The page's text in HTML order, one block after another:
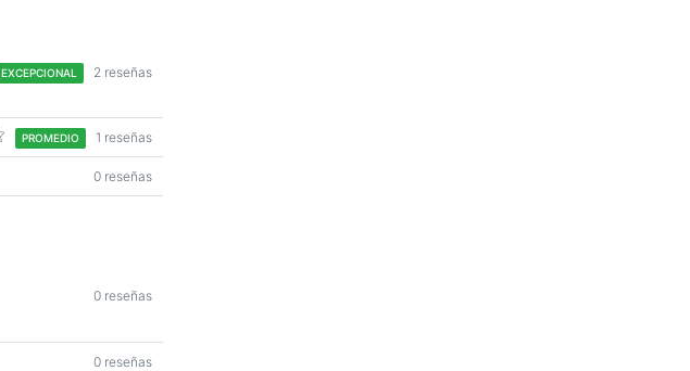
EXCEPCIONAL 2 reseñas
PROMEDIO 1 reseñas
0 reseñas
0 reseñas
0 reseñas